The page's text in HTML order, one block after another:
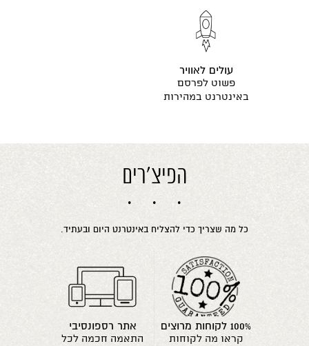
עולים לאוויר
פשוט לפרסם
באינטרנט במהירות
הפיצ'רים
כל מה שצריך כדי להצליח באינטרנט היום ובעתיד.
100% לקוחות מרוצים
קראו מה לקוחות
אתר רספונסיבי
התאמה חכמה לכל